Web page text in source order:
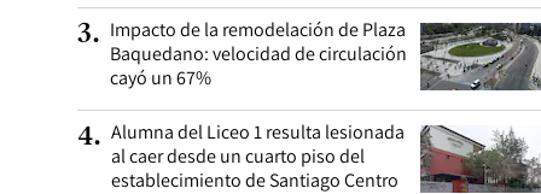
3. Impacto de la remodelación de Plaza
Baquedano: velocidad de circulación
cayó un 67%
4. Alumna del Liceo 1 resulta lesionada
al caer desde un cuarto piso del
establecimiento de Santiago Centro